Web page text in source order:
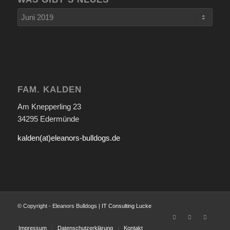
FAM. KALDEN
Am Knepperling 23
34295 Edermünde
kalden(at)eleanors-bulldogs.de
© Copyright - Eleanors Bulldogs | IT Consulting Lucke
Impressum Datenschutzerklärung Kontakt